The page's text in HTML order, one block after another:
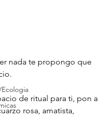
nada te propongo que
de ritual para ti, pon a
rosa, amatista,